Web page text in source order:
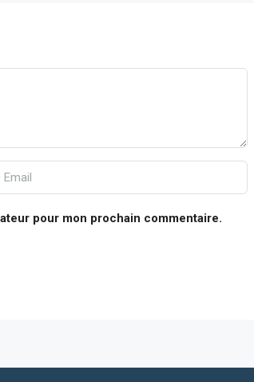
pour mon prochain commentaire.